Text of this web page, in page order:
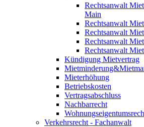
Rechtsanwalt
Main
Rechtsanwalt
Rechtsanwalt
Rechtsanwalt
Rechtsanwalt
Kündigung Mietvertrag
Mieterhöhung
Betriebskosten
Vertragsabschluss
Nachbarrecht
Verkehrsrecht - Fachanwalt